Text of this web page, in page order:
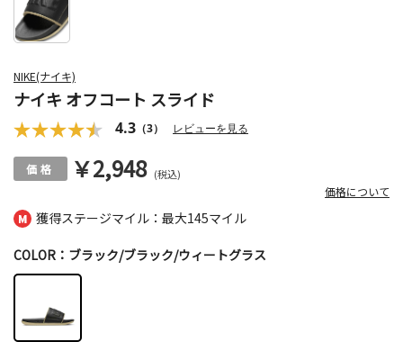
獲得ステージマイル：最大145マイル
NIKE(ナイキ)
ナイキ オフコート スライド
4.3 （3） レビューを見る
￥2,948 (税込)
価格について
COLOR：ブラック/ブラック/ウィートグラス